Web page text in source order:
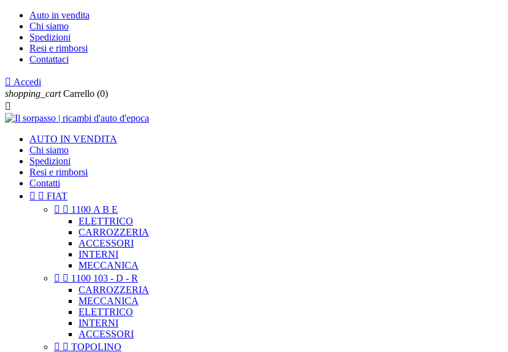
Auto in vendita
Chi siamo
Spedizioni
Resi e rimborsi
Contattaci
 Accedi
shopping_cart Carrello (0)

AUTO IN VENDITA
Chi siamo
Spedizioni
Resi e rimborsi
Contatti
  FIAT
  1100 A B E
ELETTRICO
CARROZZERIA
ACCESSORI
INTERNI
MECCANICA
  1100 103 - D - R
CARROZZERIA
MECCANICA
ELETTRICO
INTERNI
ACCESSORI
  TOPOLINO